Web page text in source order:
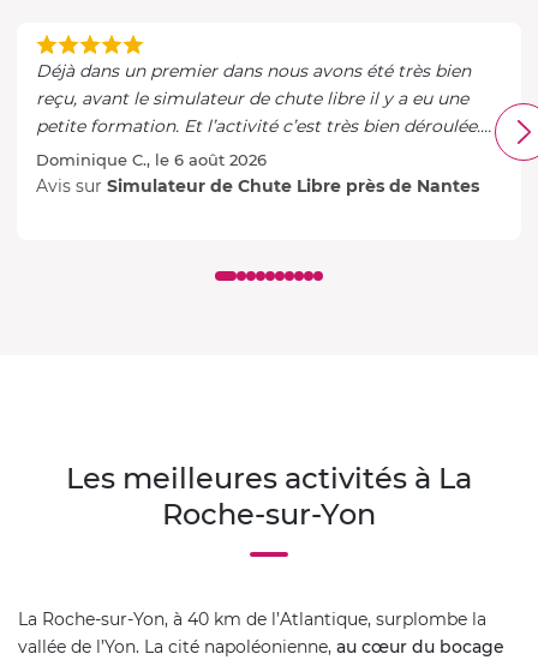
Déjà dans un premier dans nous avons été très bien
reçu, avant le simulateur de chute libre il y a eu une
petite formation. Et l’activité c’est très bien déroulée.
Je recommande
Dominique C., le 6 août 2026
Avis sur Simulateur de Chute Libre près de Nantes
Les meilleures activités à La
Roche-sur-Yon
La Roche-sur-Yon, à 40 km de l’Atlantique, surplombe la
vallée de l’Yon. La cité napoléonienne, au cœur du bocage